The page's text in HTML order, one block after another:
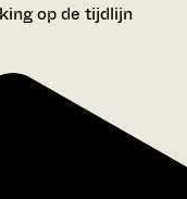
op de tijdlijn